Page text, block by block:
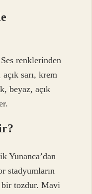
renklerinden
sarı, krem
beyaz, açık
Yunanca’dan
stadyumların
bir tozdur. Mavi